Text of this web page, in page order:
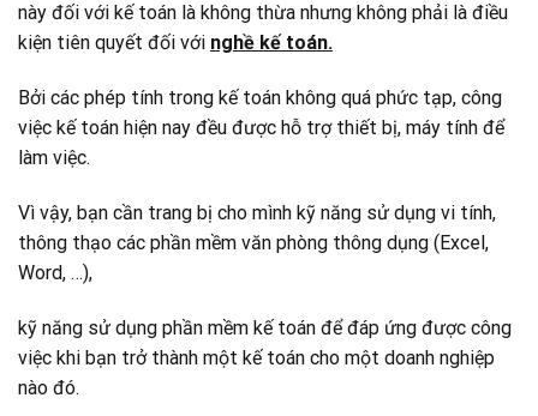
này đối với kế toán là không thừa nhưng không phải là điều
kiện tiên quyết đối với nghề kế toán.
Bởi các phép tính trong kế toán không quá phức tạp, công
việc kế toán hiện nay đều được hỗ trợ thiết bị, máy tính để
làm việc.
Vì vậy, bạn cần trang bị cho mình kỹ năng sử dụng vi tính,
thông thạo các phần mềm văn phòng thông dụng (Excel,
Word, …),
kỹ năng sử dụng phần mềm kế toán để đáp ứng được công
việc khi bạn trở thành một kế toán cho một doanh nghiệp
nào đó.